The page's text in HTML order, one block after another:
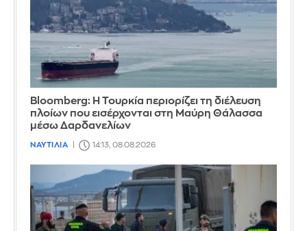
Bloomberg: Η Τουρκία περιορίζει τη διέλευση
πλοίων που εισέρχονται στη Μαύρη Θάλασσα
μέσω Δαρδανελίων
ΝΑΥΤΙΛΙΑ 14:13, 08.08.2026